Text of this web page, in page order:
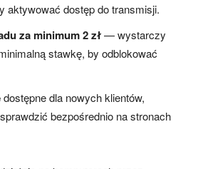
aktywować dostęp do transmisji.
za minimum 2 zł— wystarczy
stawkę, by odblokować
dostępne dla nowych klientów,
bezpośrednio na stronach